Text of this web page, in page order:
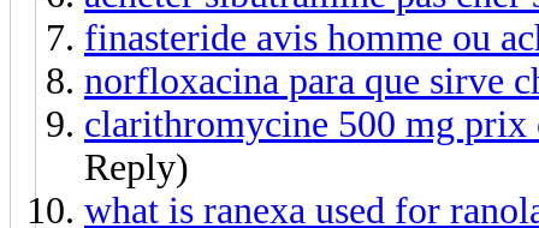
finasteride avis homme ou
norfloxacina para que sirve
clarithromycine 500 mg
Reply)
what is ranexa used for